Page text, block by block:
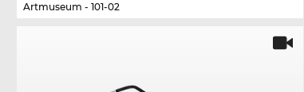
Artmuseum - 101-02